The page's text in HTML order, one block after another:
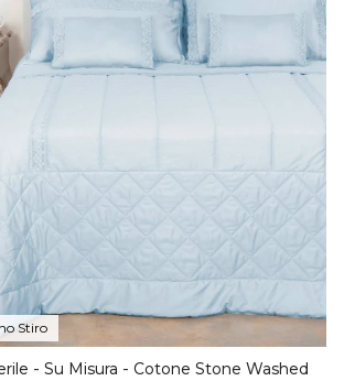
Stiro
- Su Misura - Cotone Stone Washed